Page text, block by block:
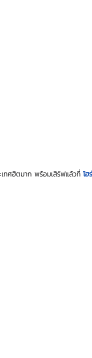
ทศฮิตมาก พร้อมเสิร์ฟแล้วที่ โ